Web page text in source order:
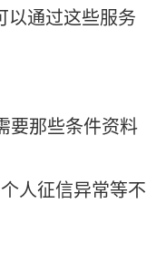
以通过这些服务
那些条件资料
人征信异常等不